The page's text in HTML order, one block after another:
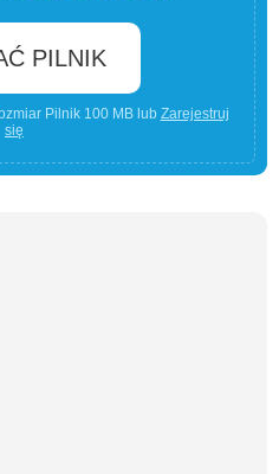
PILNIK
Pilnik 100 MB lub Zarejestruj
się